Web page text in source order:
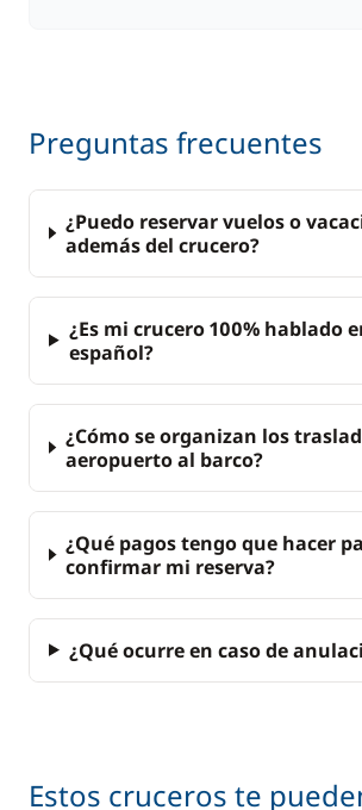
Preguntas frecuentes
¿Puedo reservar vuelos o
además del crucero?
¿Es mi crucero 100% hablado
español?
¿Cómo se organizan los
aeropuerto al barco?
¿Qué pagos tengo que hacer
confirmar mi reserva?
¿Qué ocurre en caso de
Estos cruceros te